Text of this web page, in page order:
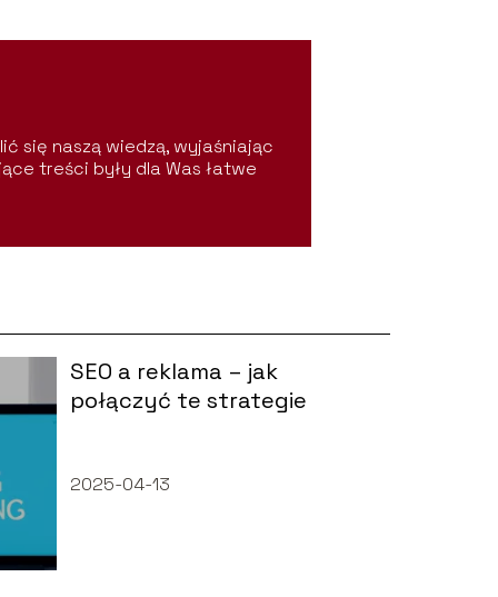
się naszą wiedzą, wyjaśniając
treści były dla Was łatwe
SEO a reklama – jak
połączyć te strategie
2025-04-13